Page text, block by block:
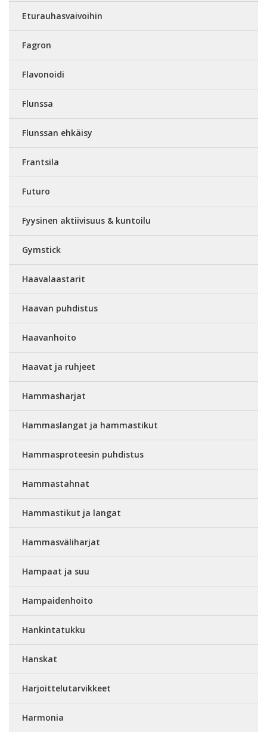
Eturauhasvaivoihin
Fagron
Flavonoidi
Flunssa
Flunssan ehkäisy
Frantsila
Futuro
Fyysinen aktiivisuus & kuntoilu
Gymstick
Haavalaastarit
Haavan puhdistus
Haavanhoito
Haavat ja ruhjeet
Hammasharjat
Hammaslangat ja hammastikut
Hammasproteesin puhdistus
Hammastahnat
Hammastikut ja langat
Hammasväliharjat
Hampaat ja suu
Hampaidenhoito
Hankintatukku
Hanskat
Harjoittelutarvikkeet
Harmonia